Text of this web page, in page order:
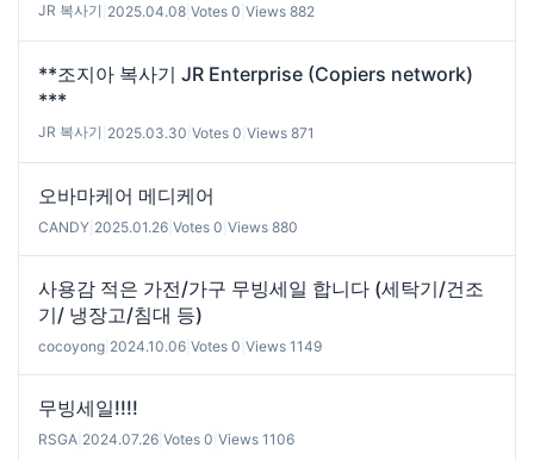
JR 복사기 2025.04.08 Votes 0 Views 882
**조지아 복사기 JR Enterprise (Copiers network)
***
JR 복사기 2025.03.30 Votes 0 Views 871
오바마케어 메디케어
CANDY 2025.01.26 Votes 0 Views 880
사용감 적은 가전/가구 무빙세일 합니다 (세탁기/건조
기/ 냉장고/침대 등)
cocoyong 2024.10.06 Votes 0 Views 1149
무빙세일!!!!
RSGA 2024.07.26 Votes 0 Views 1106